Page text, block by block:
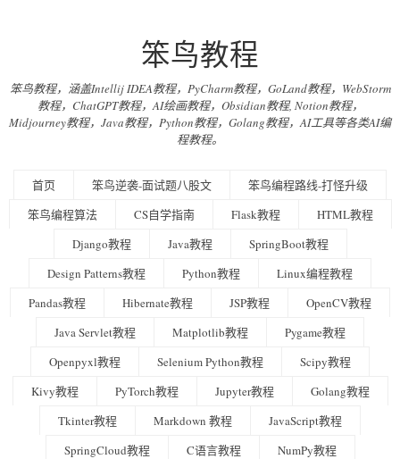
笨鸟教程
笨鸟教程，涵盖Intellij IDEA教程，PyCharm教程，GoLand教程，WebStorm
教程，ChatGPT教程，AI绘画教程，Obsidian教程, Notion教程，
Midjourney教程，Java教程，Python教程，Golang教程，AI工具等各类AI编
程教程。
首页 笨鸟逆袭-面试题八股文
笨鸟编程路线-打怪升级
笨鸟编程算法
CS自学指南 Flask教程
HTML教程
Django教程
Java教程
SpringBoot教程
Design Patterns教程
Python教程
Linux编程教程
Pandas教程
Hibernate教程 JSP教程
OpenCV教程
Java Servlet教程
Matplotlib教程
Pygame教程
Openpyxl教程
Selenium Python教程
Scipy教程
Kivy教程
PyTorch教程 Jupyter教程
Golang教程
Tkinter教程
Markdown 教程
JavaScript教程
SpringCloud教程
C语言教程
NumPy教程